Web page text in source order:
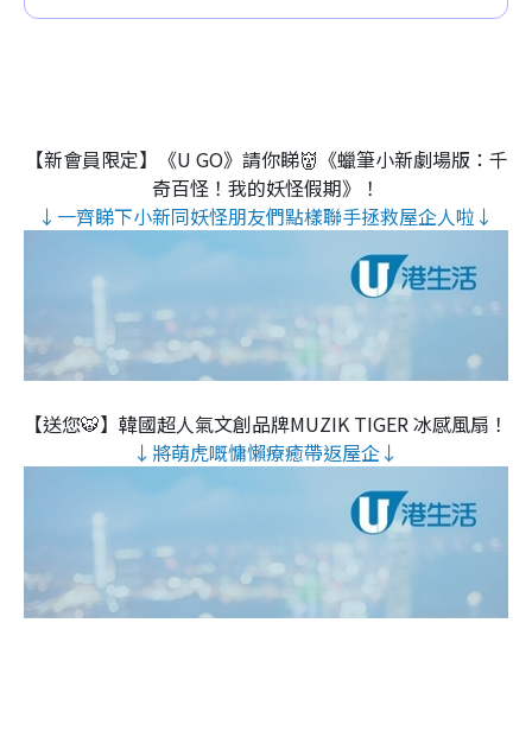
【新會員限定】《U GO》請你睇👹《蠟筆小新劇場版：千
奇百怪！我的妖怪假期》！
↓一齊睇下小新同妖怪朋友們點樣聯手拯救屋企人啦↓
【送您🐯】韓國超人氣文創品牌MUZIK TIGER 冰感風扇！
↓將萌虎嘅慵懶療癒帶返屋企↓